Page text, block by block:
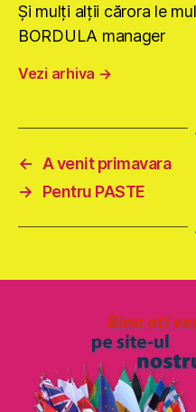
Şi mulţi alţii cărora le
BORDULA manager
Vezi arhiva →
←
A venit primavara
→
Pentru PASTE